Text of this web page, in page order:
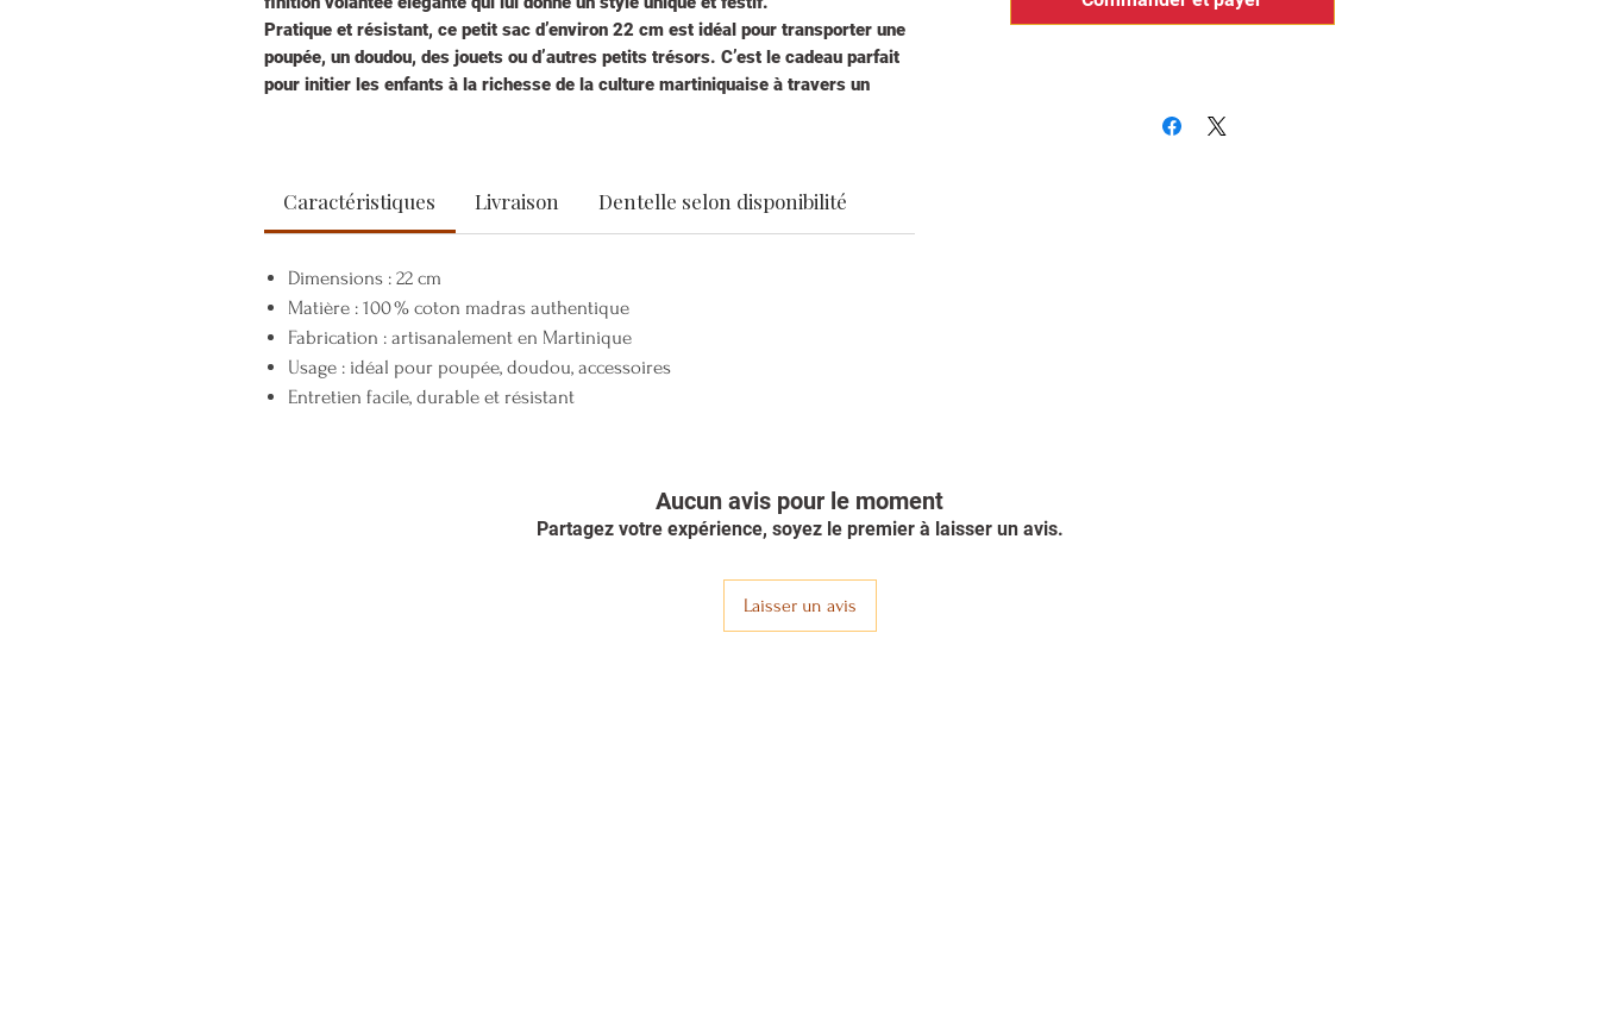
Pratique et résistant, ce petit sac d’environ 22 cm est idéal pour transporter une
poupée, un doudou, des jouets ou d’autres petits trésors. C’est le cadeau parfait
pour initier les enfants à la richesse de la culture martiniquaise à travers un
🎨 Envie d’une pièce personnalisée ? Il est possible de commander un sac sur
Caractéristiques Livraison Dentelle selon disponibilité
Dimensions : 22 cm
Matière : 100 % coton madras authentique
Fabrication : artisanalement en Martinique
Usage : idéal pour poupée, doudou, accessoires
Entretien facile, durable et résistant
Aucun avis pour le moment
Partagez votre expérience, soyez le premier à laisser un avis.
Laisser un avis